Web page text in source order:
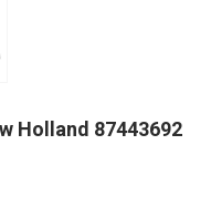
Holland 87443692